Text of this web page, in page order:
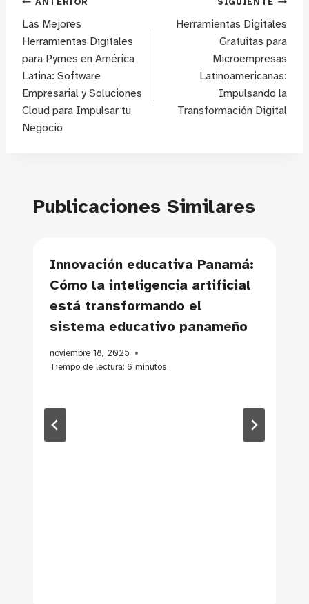
Navegación
de
entradas
ANTERIOR
Las Mejores
Herramientas Digitales
para Pymes en América
Latina: Software
Empresarial y Soluciones
Cloud para Impulsar tu
Negocio
SIGUIENTE
Herramientas Digitales
Gratuitas para
Microempresas
Latinoamericanas:
Impulsando la
Transformación Digital
Publicaciones Similares
Innovación educativa Panamá:
Cómo la inteligencia artificial
está transformando el
sistema educativo panameño
noviembre 18, 2025
Tiempo de lectura: 6 minutos